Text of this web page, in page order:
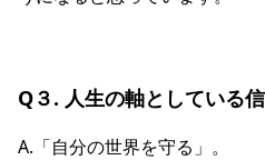
Q３. 人生の軸としている
A.「自分の世界を守る」。